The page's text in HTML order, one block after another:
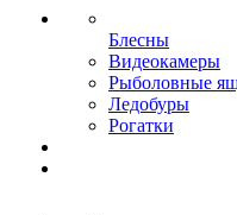
Блесны
Видеокамеры
Рыболовные
Ледобуры
Рогатки